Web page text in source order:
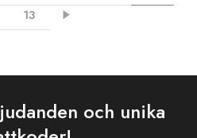
13
och unika